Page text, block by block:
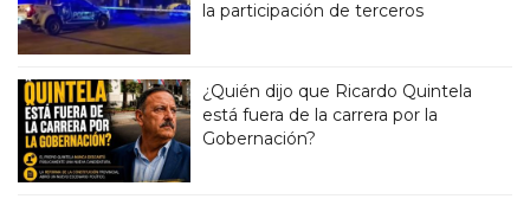
la participación de terceros
¿Quién dijo que Ricardo Quintela
está fuera de la carrera por la
Gobernación?